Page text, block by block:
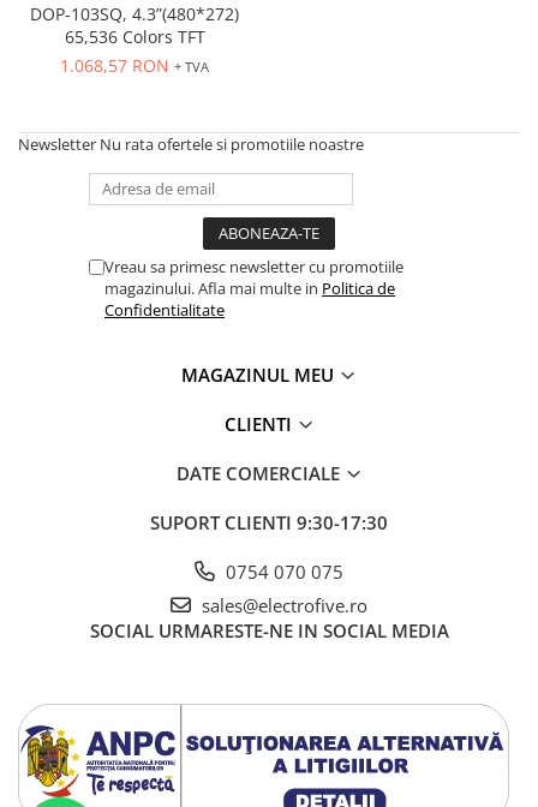
Schneider Electric
Rezistente franare
Accesorii generale
Servo-Motoare )
Soft Startere
Comunicare Si Masurare
Power meter
Regulatoare de temperatura si
Controler PID avansat - Blue Line
Senzori de presiune
Senzori fotoelectrici
Senzori inductivi
Senzori magnetici-rezistivi
Senzori ultrasonici
DOP-103SQ, 4.3”(480*272)
65,536 Colors TFT
1.068,57 RON + TVA
Newsletter Nu rata ofertele si promotiile noastre
Vreau sa primesc newsletter cu promotiile
magazinului. Afla mai multe in Politica de
Confidentialitate
MAGAZINUL MEU
CLIENTI
DATE COMERCIALE
SUPORT CLIENTI 9:30-17:30
0754 070 075
sales@electrofive.ro
SOCIAL URMARESTE-NE IN SOCIAL MEDIA